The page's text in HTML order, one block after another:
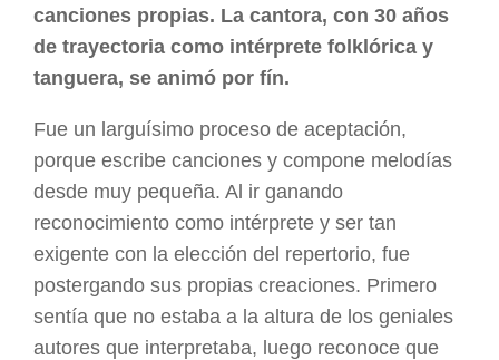
canciones propias. La cantora, con 30 años
de trayectoria como intérprete folklórica y
tanguera, se animó por fín.
Fue un larguísimo proceso de aceptación,
porque escribe canciones y compone melodías
desde muy pequeña. Al ir ganando
reconocimiento como intérprete y ser tan
exigente con la elección del repertorio, fue
postergando sus propias creaciones. Primero
sentía que no estaba a la altura de los geniales
autores que interpretaba, luego reconoce que